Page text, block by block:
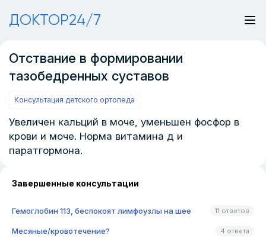
ДОКТОР24/7
Отствание в формировании
тазобедренных суставов
Консультация детского ортопеда
Увеличен кальций в моче, уменьшен фосфор в
крови и моче. Норма витамина д и
паратгормона.
Завершенные консультации
Гемоглобин 113, беспокоят лимфоузлы на шее 11 ответов
Месяные/кровотечение? 4 ответа